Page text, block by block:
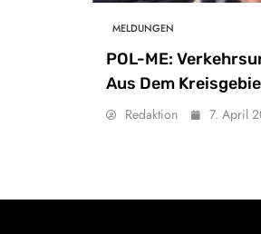
MELDUNGEN
POL-ME:
Aus Dem
Redaktion 7. April